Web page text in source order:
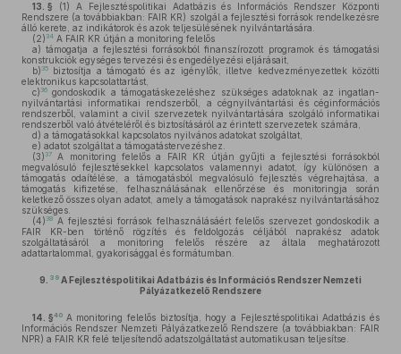
13. § (1) A Fejlesztéspolitikai Adatbázis és Információs Rendszer Központi
Rendszere (a továbbiakban: FAIR KR) szolgál a fejlesztési források rendelkezésre
álló kerete, az indikátorok és azok teljesülésének nyilvántartására.
(2) 34 A FAIR KR útján a monitoring felelős
a) támogatja a fejlesztési forrásokból finanszírozott programok és támogatási
konstrukciók egységes tervezési és engedélyezési eljárásait,
b) 35
biztosítja a támogató és az igénylők, illetve kedvezményezettek közötti
elektronikus kapcsolattartást,
c) 36 gondoskodik a támogatáskezeléshez szükséges adatoknak az ingatlan-
nyilvántartási informatikai rendszerből, a cégnyilvántartási és céginformációs
rendszerből, valamint a civil szervezetek nyilvántartására szolgáló informatikai
rendszerből való átvételéről és biztosításáról az érintett szervezetek számára,
d) a támogatásokkal kapcsolatos nyilvános adatokat szolgáltat,
e) adatot szolgáltat a támogatástervezéshez.
(3) 37
A monitoring felelős a FAIR KR útján gyűjti a fejlesztési forrásokból
megvalósuló fejlesztésekkel kapcsolatos valamennyi adatot, így különösen a
támogatás odaítélése, a támogatásból megvalósuló fejlesztés végrehajtása, a
támogatás kifizetése, felhasználásának ellenőrzése és monitoringja során
keletkező összes olyan adatot, amely a támogatások naprakész nyilvántartásához
szükséges.
(4) 38 A fejlesztési források felhasználásáért felelős szervezet gondoskodik a
FAIR KR-ben történő rögzítés és feldolgozás céljából naprakész adatok
szolgáltatásáról a monitoring felelős részére az általa meghatározott
adattartalommal, gyakorisággal és formátumban.
9. 39 A Fejlesztéspolitikai Adatbázis és Információs Rendszer Nemzeti
Pályázatkezelő Rendszere
14. §40 A monitoring felelős biztosítja, hogy a Fejlesztéspolitikai Adatbázis és
Információs Rendszer Nemzeti Pályázatkezelő Rendszere (a továbbiakban: FAIR
NPR) a FAIR KR felé teljesítendő adatszolgáltatást automatikusan teljesítse.